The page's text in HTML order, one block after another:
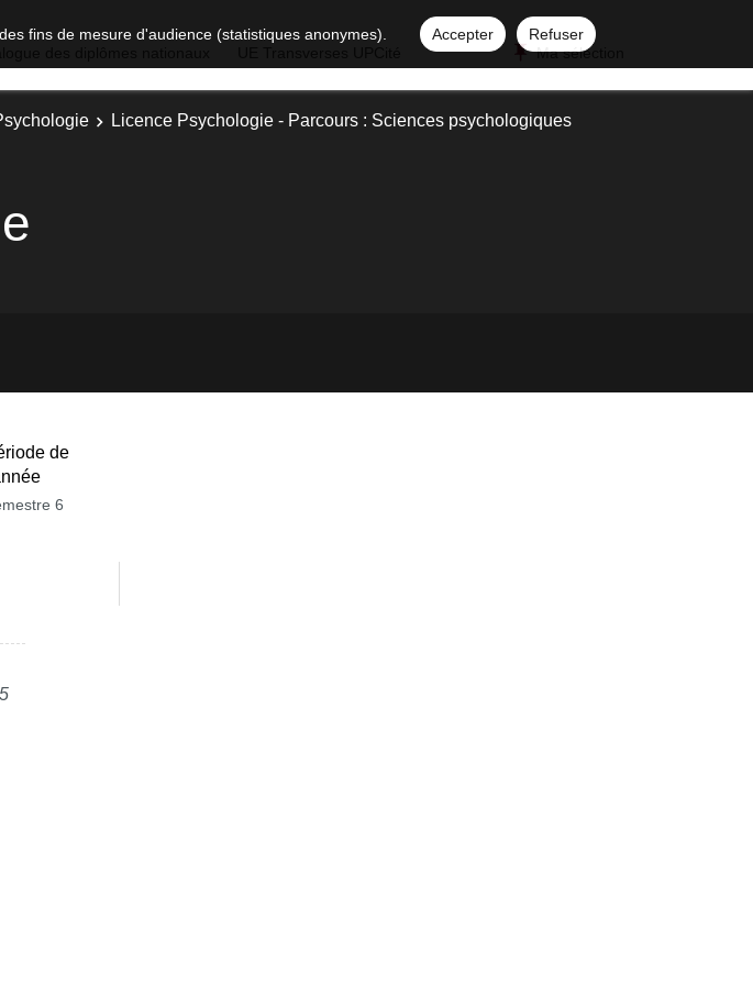
fins de mesure d'audience (statistiques anonymes). Accepter
Refuser
Ma sélection
Licence Psychologie - Parcours : Sciences psychologiques
de
6